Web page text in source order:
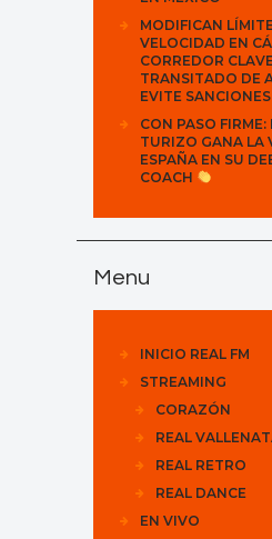
MODIFICAN
VELOCIDAD EN
CORREDOR
TRANSITADO DE
EVITE SANCIONES
CON PASO FIRME:
TURIZO GANA LA
ESPAÑA EN SU
COACH
Menu
INICIO REAL FM
STREAMING
CORAZÓN
REAL
REAL RETRO
REAL DANCE
EN VIVO